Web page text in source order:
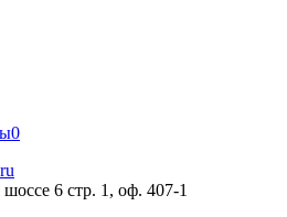
0
6 стр. 1, оф. 407-1